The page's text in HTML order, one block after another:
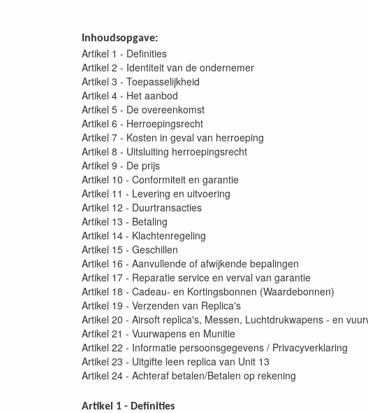
Inhoudsopgave:
Artikel 1 - Definities
Artikel 2 - Identiteit van de ondernemer
Artikel 3 - Toepasselijkheid
Artikel 4 - Het aanbod
Artikel 5 - De overeenkomst
Artikel 6 - Herroepingsrecht
Artikel 7 - Kosten in geval van herroeping
Artikel 8 - Uitsluiting herroepingsrecht
Artikel 9 - De prijs
Artikel 10 - Conformiteit en garantie
Artikel 11 - Levering en uitvoering
Artikel 12 - Duurtransacties
Artikel 13 - Betaling
Artikel 14 - Klachtenregeling
Artikel 15 - Geschillen
Artikel 16 - Aanvullende of afwijkende bepalingen
Artikel 17 - Reparatie service en verval van garantie
Artikel 18 - Cadeau- en Kortingsbonnen (Waardebonnen)
Artikel 19 - Verzenden van Replica's
Artikel 20 - Airsoft replica's, Messen, Luchtdrukwapens - en
Artikel 21 - Vuurwapens en Munitie
Artikel 22 - Informatie persoonsgegevens / Privacyverklaring
Artikel 23 - Uitgifte leen replica van Unit 13
Artikel 24 - Achteraf betalen/Betalen op rekening
Artikel 1 - Definities